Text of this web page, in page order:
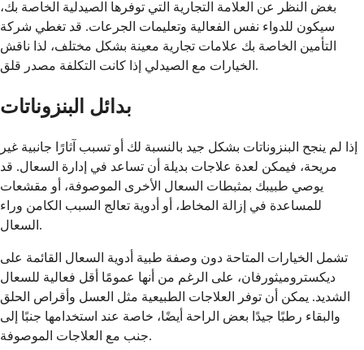
بغض النظر عن العلامة التجارية التي توفرها الصيدلية الخاصة بك،
سيكون للدواء نفس الفعالية وتعليمات الجرعات. قد تغطي شركة
التأمين الخاصة بك علامات تجارية معينة بشكل مختلف، لذا ناقش
الخيارات مع الصيدلي إذا كانت التكلفة مصدر قلق.
بدائل البنزوناتات
إذا لم ينجح البنزوناتات بشكل جيد بالنسبة لك أو تسبب آثارًا جانبية غير
مريحة، فيمكن لعدة علاجات بديلة أن تساعد في إدارة السعال. قد
يوصي طبيبك بمثبطات السعال الأخرى الموصوفة، أو مقشعات
للمساعدة في إزالة المخاط، أو أدوية تعالج السبب الكامن وراء
السعال.
تشمل الخيارات المتاحة دون وصفة طبية أدوية السعال القائمة على
ديكستروميثورفان، على الرغم من أنها عمومًا أقل فعالية للسعال
الشديد. يمكن أن توفر العلاجات الطبيعية مثل العسل وأقراص الحلق
والبقاء رطبًا جيدًا بعض الراحة أيضًا، خاصة عند استخدامها جنبًا إلى
جنب مع العلاجات الموصوفة.